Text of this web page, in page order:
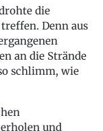
die
Denn aus
an die Strände
schlimm, wie
und